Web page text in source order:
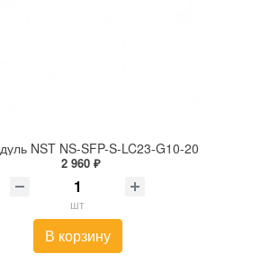
NST NS-SFP-S-LC23-G10-20
2 960 ₽
шт
В корзину